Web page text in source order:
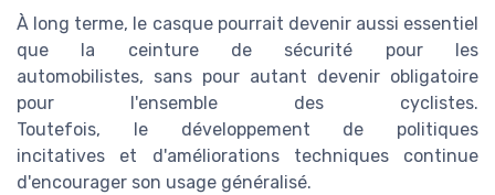
À long terme, le casque pourrait devenir aussi essentiel
que la ceinture de sécurité pour les
automobilistes, sans pour autant devenir obligatoire
pour l'ensemble des cyclistes.
Toutefois, le développement de politiques
incitatives et d'améliorations techniques continue
d'encourager son usage généralisé.